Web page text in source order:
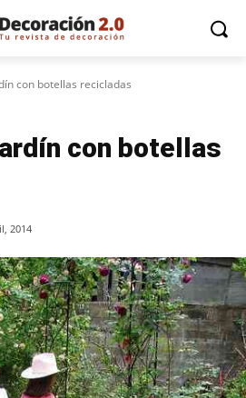
con botellas recicladas
con botellas
2014